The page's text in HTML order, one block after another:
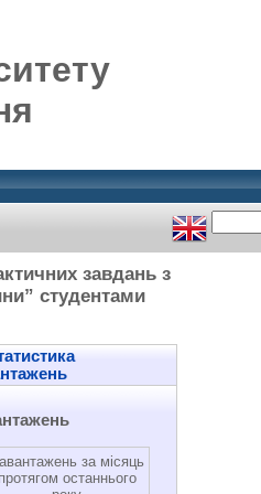
завдань з
студентами
за місяць
протягом останнього